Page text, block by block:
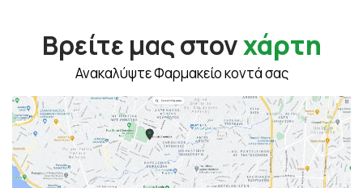
Βρείτε μας στονχάρτη
Ανακαλύψτε Φαρμακείο κοντά σας